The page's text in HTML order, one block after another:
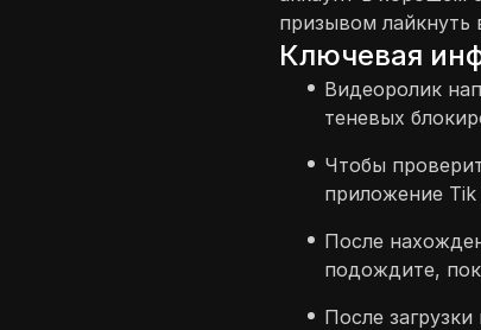
призывом лайкнуть
Ключевая
Видеоролик
теневых
Чтобы
приложение
После
подождите,
После